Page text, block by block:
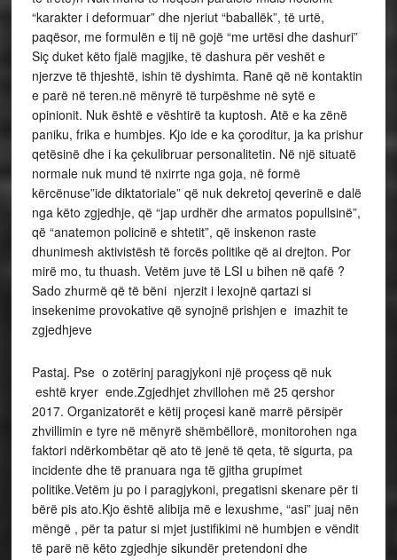
“karakter i deformuar” dhe njeriut “baballëk”, të urtë,
paqësor, me formulën e tij në gojë “me urtësi dhe dashuri”
Siç duket këto fjalë magjike, të dashura për veshët e
njerzve të thjeshtë, ishin të dyshimta. Ranë që në kontaktin
e parë në teren.në mënyrë të turpëshme në sytë e
opinionit. Nuk është e vështirë ta kuptosh. Atë e ka zënë
paniku, frika e humbjes. Kjo ide e ka çoroditur, ja ka prishur
qetësinë dhe i ka çekulibruar personalitetin. Në një situatë
normale nuk mund të nxirrte nga goja, në formë
kërcënuse”ide diktatoriale” që nuk dekretoj qeverinë e dalë
nga këto zgjedhje, që “jap urdhër dhe armatos popullsinë”,
që “anatemon policinë e shtetit”, që inskenon raste
dhunimesh aktivistësh të forcës politike që ai drejton. Por
mirë mo, tu thuash. Vetëm juve të LSI u bihen në qafë ?
Sado zhurmë që të bëni njerzit i lexojnë qartazi si
insekenime provokative që synojnë prishjen e imazhit te
zgjedhjeve
Pastaj. Pse o zotërinj paragjykoni një proçess që nuk
eshtë kryer ende.Zgjedhjet zhvillohen më 25 qershor
2017. Organizatorët e këtij proçesi kanë marrë përsipër
zhvillimin e tyre në mënyrë shëmbëllorë, monitorohen nga
faktori ndërkombëtar që ato të jenë të qeta, të sigurta, pa
incidente dhe të pranuara nga të gjitha grupimet
politike.Vetëm ju po i paragjykoni, pregatisni skenare për ti
bërë pis ato.Kjo është alibija më e lexushme, “asi” juaj nën
mëngë , për ta patur si mjet justifikimi në humbjen e vëndit
të parë në këto zgjedhje sikundër pretendoni dhe